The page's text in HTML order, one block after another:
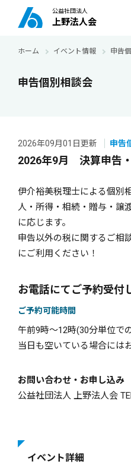
公益社団法人
上野法人会
ホーム イベント情報 申告
申告個別相談会
2026年09月01日更新 申告
2026年9月 決算申告
伊介裕美税理士による個別
人・所得・相続・贈与・譲
に応じます。
申告以外の税に関するご相
にご利用ください！
お電話にてご予約受付
ご予約可能時間
午前9時〜12時(30分単位で
当日も空いている場合には
お問い合わせ・お申し込み
公益社団法人 上野法人会
イベント詳細